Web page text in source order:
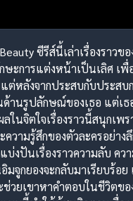
ซีรีส์นี้เล่าเรื่องราวข
ะการแต่งหน้าเป็นเลิศ เพื่
แต่หลังจากประสบกับประส
ด้านรูปลักษณ์ของเธอ แต่เ
ในจิตใจเรื่องราวนี้สนุกเพร
วามรู้สึกของตัวละครอย่าง
งปันเรื่องราวความลับ คว
มจูกยองจะกลับมาเรียบร้อย
ช่วยเขาหาคำตอบในชีวิตขอ